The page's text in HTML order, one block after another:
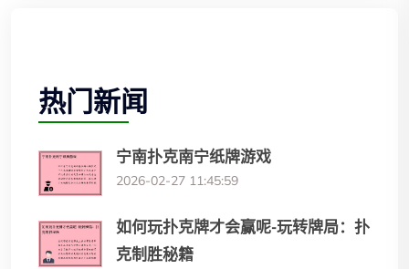
热门新闻
宁南扑克南宁纸牌游戏
2026-02-27 11:45:59
如何玩扑克牌才会赢呢-玩转牌局：扑
克制胜秘籍